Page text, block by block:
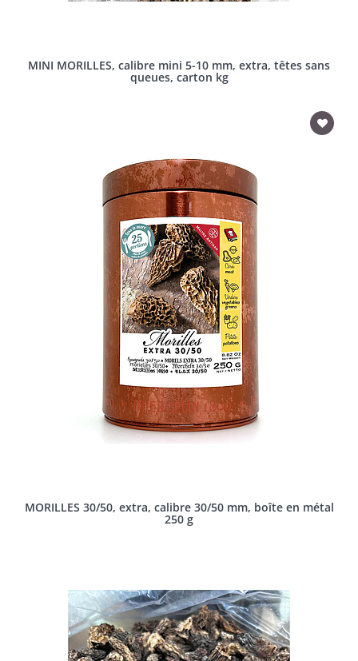
MINI MORILLES, calibre mini 5-10 mm, extra, têtes sans
queues, carton kg
MORILLES 30/50, extra, calibre 30/50 mm, boîte en métal
250 g